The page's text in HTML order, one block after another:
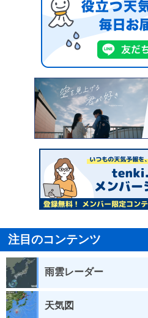
注目のコンテンツ
雨雲レーダー
天気図